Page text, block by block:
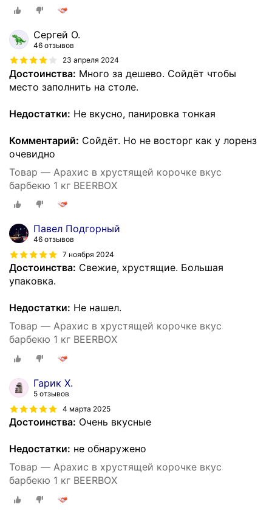
Сергей О.
46 отзывов
23 апреля 2024
Достоинства: Много за дешево. Сойдёт чтобы
место заполнить на столе.
Недостатки: Не вкусно, панировка тонкая
Комментарий: Сойдёт. Но не восторг как у лоренз
очевидно
Товар — Арахис в хрустящей корочке вкус
барбекю 1 кг BEERBOX
Павел Подгорный
46 отзывов
7 ноября 2024
Достоинства: Свежие, хрустящие. Большая
упаковка.
Недостатки: Не нашел.
Товар — Арахис в хрустящей корочке вкус
барбекю 1 кг BEERBOX
Гарик Х.
5 отзывов
4 марта 2025
Достоинства: Очень вкусные
Недостатки: не обнаружено
Товар — Арахис в хрустящей корочке вкус
барбекю 1 кг BEERBOX